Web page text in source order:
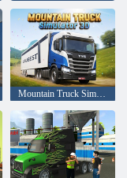
Mountain Truck Simulator 3D